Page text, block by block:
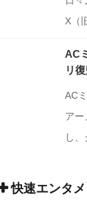
X（
AC
リ
AC
アー
し
快速エンタ